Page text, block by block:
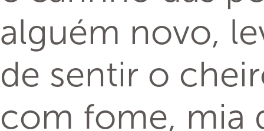
alguém novo,
de sentir o
com fome, mia